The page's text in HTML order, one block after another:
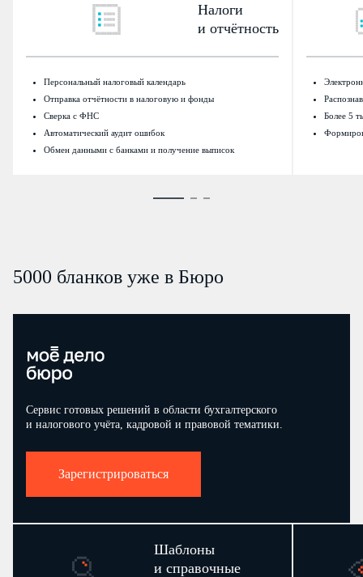
Налоги
и отчётность
Персональный налоговый календарь
Отправка отчётности в налоговую и фонды
Сверка с ФНС
Автоматический аудит ошибок
Обмен данными с банками и получение выписок
Более 5
5000 бланков уже в Бюро
Сервис готовых решений в области бухгалтерского
и налогового учёта, кадровой и правовой тематики.
Зарегистрироваться
Шаблоны
и справочные